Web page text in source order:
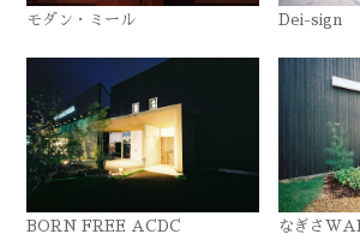
モダン・ミール Dei-sign
BORN FREE ACDC なぎさ